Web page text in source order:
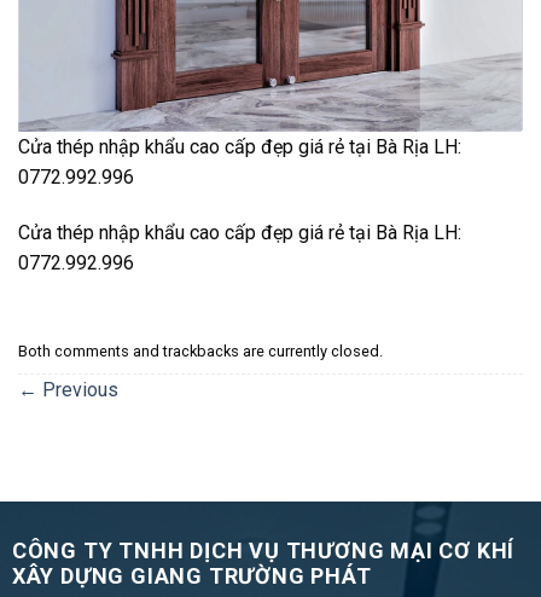
Cửa thép nhập khẩu cao cấp đẹp giá rẻ tại Bà Rịa LH:
0772.992.996
Cửa thép nhập khẩu cao cấp đẹp giá rẻ tại Bà Rịa LH:
0772.992.996
Both comments and trackbacks are currently closed.
← Previous
CÔNG TY TNHH DỊCH VỤ THƯƠNG MẠI CƠ KHÍ
XÂY DỰNG GIANG TRƯỜNG PHÁT